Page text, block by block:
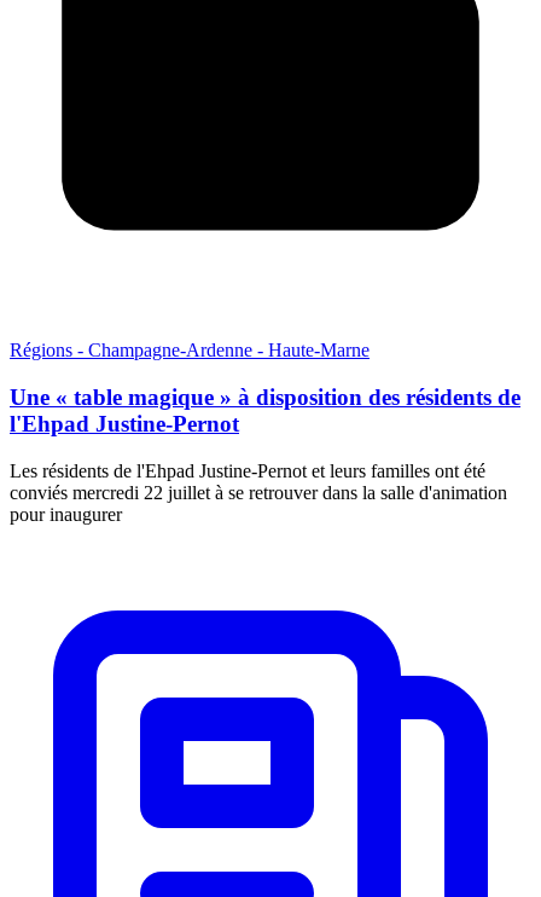
Régions - Champagne-Ardenne - Haute-Marne
Une « table magique » à disposition des résidents de
l'Ehpad Justine-Pernot
Les résidents de l'Ehpad Justine-Pernot et leurs familles ont été
conviés mercredi 22 juillet à se retrouver dans la salle d'animation
pour inaugurer